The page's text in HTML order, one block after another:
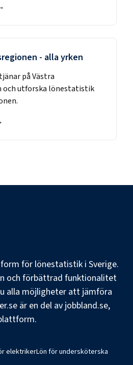
- alla yrken
påVästra
och utforska lönestatistik
för lönestatistik i Sverige.
och förbättrad funktionalitet
alla möjligheter att jämföra
är en del av jobbland.se,
elektrikerLön för undersköterska